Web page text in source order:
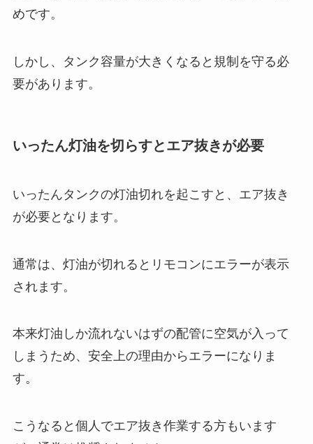
めです。
しかし、タンク容量が大きくなると規制を守る必
要があります。
いったん灯油を切らすとエア抜きが必要
いったんタンクの灯油切れを起こすと、エア抜き
が必要となります。
通常は、灯油が切れるとリモコンにエラーが表示
されます。
本来灯油しか流れないはずの配管に空気が入って
しまうため、安全上の理由からエラーになりま
す。
こうなると個人でエア抜き作業する方もいます